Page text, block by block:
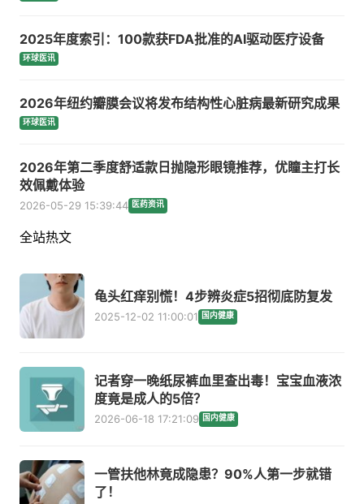
2025年度索引：100款获FDA批准的AI驱动医疗设备
环球医讯
2026年纽约瓣膜会议将发布结构性心脏病最新研究成果
环球医讯
2026年第二季度舒适款日抛隐形眼镜推荐，优瞳主打长
效佩戴体验
2026-05-29 15:39:44 医药资讯
全站热文
龟头红痒别慌！4步辨炎症5招彻底防复发
2025-12-02 11:00:01 国内健康
记者穿一晚纸尿裤血里查出毒！宝宝血液浓
度竟是成人的5倍？
2026-06-18 17:21:09 国内健康
一管扶他林竟成隐患？90%人第一步就错
了！